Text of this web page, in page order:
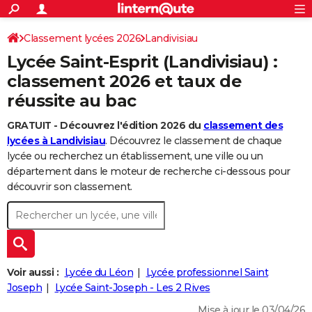
ACTUALITÉS
Politique
Société
Faits Divers
Education
Monde
Villes
+
SPORT
Coupe du monde 2026
Football
Tennis
Cyclisme
Rugby
Forum
CULTURE
Programme TV
TNT
Streaming
Cinéma
Sorties cinéma
Musique
+
FINANCE
Retraite
Impôts
Epargne
Immobilier
Risques naturels par ville
Banque
Assurance
Crédit
AUTO
Essais
Réserver un essai
Citadines
Berlines
SUV
Forum auto
+
HIGH-TECH
Mobiles
Meilleur smartphone
Internet
Ordinateurs
Jeux vidéo
Guide high-tech
+
BRICOLAGE
Forum
Aménagement intérieur
Extérieur
Cuisine
Salle de bains
Jardinage
Rangement
WEEK-END
Guides de France
Escapades
Patrimoine
Expositions
Musées
Week-end nature
+LIFESTYLE
Art de vivre
Bien-être
Loisirs
Mode
Modes de vie
+SANTE
S'inscrire
Connexion
Classement lycées 2026 Landivisiau
Lycée Saint-Esprit (Landivisiau) :
classement 2026 et taux de
réussite au bac
GRATUIT - Découvrez l'édition 2026 du classement des
lycées à Landivisiau. Découvrez le classement de chaque
lycée ou recherchez un établissement, une ville ou un
département dans le moteur de recherche ci-dessous pour
découvrir son classement.
Voir aussi : Lycée du Léon
Lycée professionnel Saint
Joseph
Lycée Saint-Joseph - Les 2 Rives